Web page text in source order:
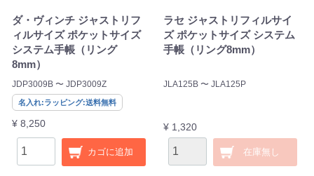
ダ・ヴィンチ ジャストリフ
ィルサイズ ポケットサイズ
システム手帳（リング
8mm）
JDP3009B 〜 JDP3009Z
名入れ:ラッピング:送料無料
¥ 8,250
カゴに追加
ラセ ジャストリフィルサイ
ズ ポケットサイズ システム
手帳（リング8mm）
JLA125B 〜 JLA125P
¥ 1,320
在庫無し